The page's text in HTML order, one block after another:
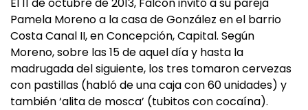
Pamela Moreno a la casa de González en el barrio
Costa Canal II, en Concepción, Capital. Según
Moreno, sobre las 15 de aquel día y hasta la
madrugada del siguiente, los tres tomaron cervezas
con pastillas (habló de una caja con 60 unidades) y
también ‘alita de mosca’ (tubitos con cocaína).